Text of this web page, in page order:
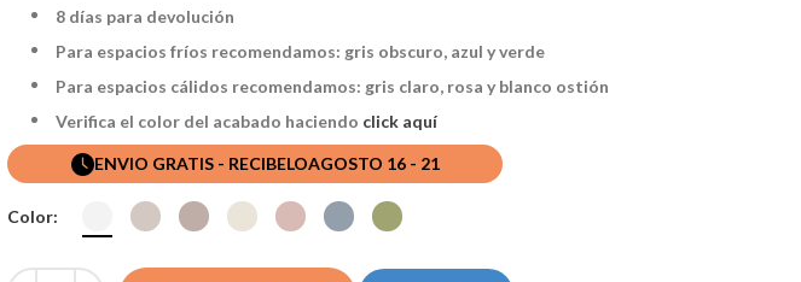
8 días para devolución
Para espacios fríos recomendamos: gris obscuro, azul y verde
Para espacios cálidos recomendamos: gris claro, rosa y blanco ostión
Verifica el color del acabado haciendo click aquí
ENVIO GRATIS - RECIBELOAGOSTO 16 - 21
Color: